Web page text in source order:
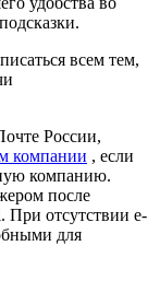
всем тем,
России,
компании , если
компанию.
после
При отсутствии e-
для